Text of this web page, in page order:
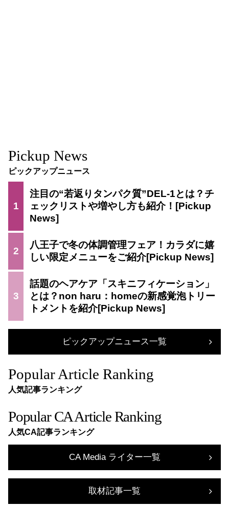
Pickup News
ピックアップニュース
1
注目の“若返りタンパク質”DEL-1とは？チ
ェックリストや増やし方も紹介！
2
八王子で冬の体調管理フェア！カラダに嬉
しい限定メニューをご紹介
3
話題のヘアケア「スキニフィケーション」
とは？non haru：homeの新感覚泡トリー
トメントを紹介
ピックアップニュース一覧
Popular Article Ranking
人気記事ランキング
Popular CA Article Ranking
人気CA記事ランキング
CA Media ライター一覧
取材記事一覧